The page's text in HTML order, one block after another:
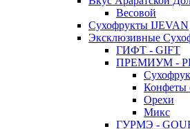
Весовой
Сухофрукты IJEVAN
Эксклюзивные
ГИФТ - GIFT
ПРЕМИУМ -
Конфеты
Орехи
Микс
ГУРМЭ -